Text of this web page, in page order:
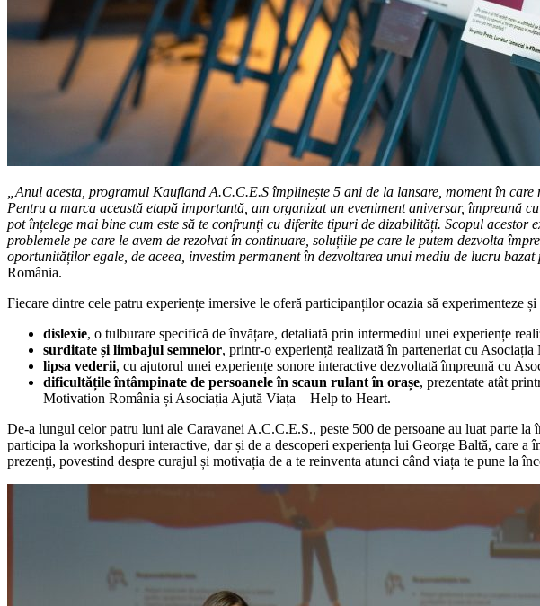
Anul acesta, programul Kaufland A.C.C.E.S împlinește 5 ani de la lansare, moment în
Pentru a marca această etapă importantă, am organizat un eveniment aniversar, împreună
pot înțelege mai bine cum este să te confrunți cu diferite tipuri de dizabilități. Scopul acestor
problemele pe care le avem de rezolvat în continuare, soluțiile pe care le putem dezvolta
oportunităților egale, de aceea, investim permanent în dezvoltarea unui mediu de lucru
România.
Fiecare dintre cele patru experiențe imersive le oferă participanților ocazia să experimenteze
dislexie, o tulburare specifică de învățare, detaliată prin intermediul unei experiențe
surditate și limbajul semnelor, printr-o experiență realizată în parteneriat cu
lipsa vederii, cu ajutorul unei experiențe sonore interactive dezvoltată împreună cu
dificultățile întâmpinate de persoanele în scaun rulant în orașe, prezentate atât
Motivation România și Asociația Ajută Viața – Help to Heart.
De-a lungul celor patru luni ale Caravanei A.C.C.E.S., peste 500 de persoane au luat parte
participa la workshopuri interactive, dar și de a descoperi experiența lui George Baltă, care
prezenți, povestind despre curajul și motivația de a te reinventa atunci când viața te pune la